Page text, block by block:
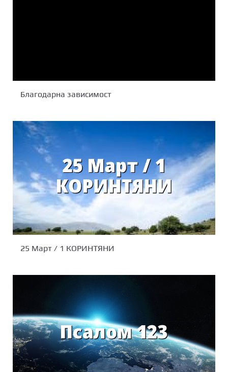
Благодарна зависимост
25 Март / 1 КОРИНТЯНИ